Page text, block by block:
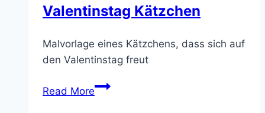
Valentinstag Kätzchen
Malvorlage eines Kätzchens, dass sich auf
den Valentinstag freut
Read MoreValentinstag